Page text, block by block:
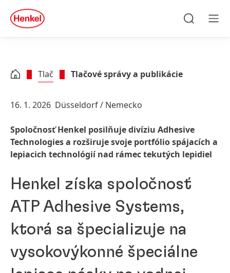
Skip to footer
quick
search
Tlač Tlačové správy a publikácie
16. 1. 2026 Düsseldorf / Nemecko
Spoločnosť Henkel posilňuje divíziu Adhesive
Technologies a rozširuje svoje portfólio spájacích a
lepiacich technológií nad rámec tekutých lepidiel
Henkel získa spoločnosť
ATP Adhesive Systems,
ktorá sa špecializuje na
vysokovýkonné špeciálne